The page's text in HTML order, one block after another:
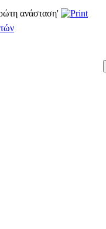
ανάσταση'